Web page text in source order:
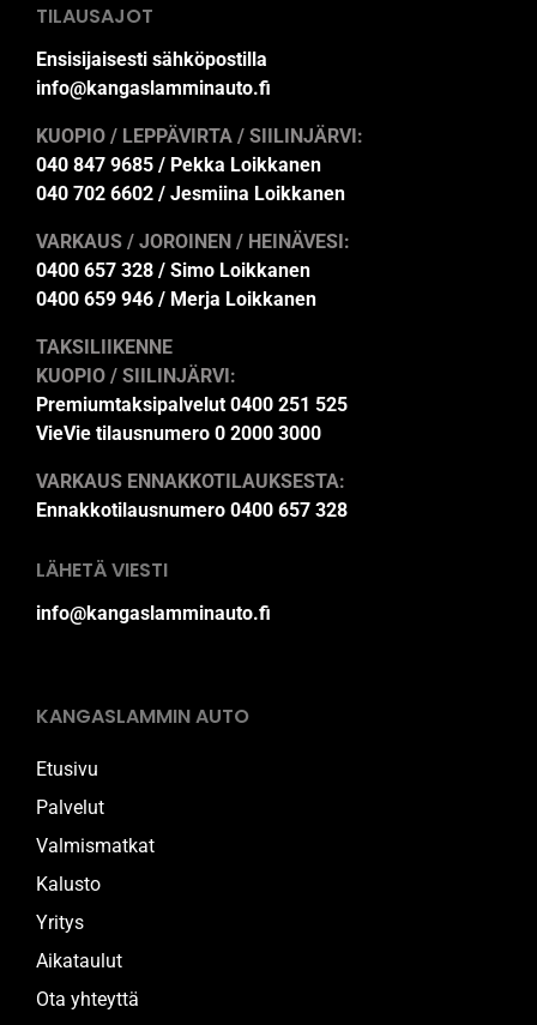
TILAUSAJOT
Ensisijaisesti sähköpostilla
info@kangaslamminauto.fi
KUOPIO / LEPPÄVIRTA / SIILINJÄRVI:
040 847 9685 / Pekka Loikkanen
040 702 6602 / Jesmiina Loikkanen
VARKAUS / JOROINEN / HEINÄVESI:
0400 657 328 / Simo Loikkanen
0400 659 946 / Merja Loikkanen
TAKSILIIKENNE
KUOPIO / SIILINJÄRVI:
Premiumtaksipalvelut 0400 251 525
VieVie tilausnumero 0 2000 3000
VARKAUS ENNAKKOTILAUKSESTA:
Ennakkotilausnumero 0400 657 328
LÄHETÄ VIESTI
info@kangaslamminauto.fi
KANGASLAMMIN AUTO
Etusivu
Palvelut
Valmismatkat
Kalusto
Yritys
Aikataulut
Ota yhteyttä